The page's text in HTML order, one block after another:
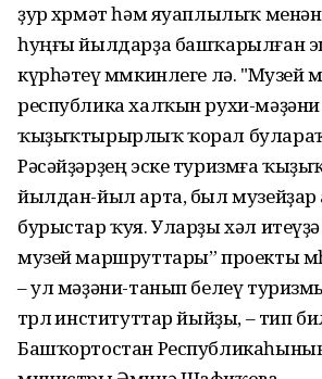
ҙур хөрмәт һәм яуаплылыҡ
һуңғы йылдарҙа башҡарылған
күрһәтеү мөмкинлеге лә.
республика халҡын рухи-
ҡыҙыҡтырырлыҡ ҡорал булараҡ
Рәсәйҙәрҙең эске туризмға
йылдан-йыл арта, был
бурыстар ҡуя. Уларҙы хәл итеүҙә
музей маршруттары” проекты
– ул мәҙәни-танып белеү
төрлө институттар йыйҙы, – тип
Башҡортостан